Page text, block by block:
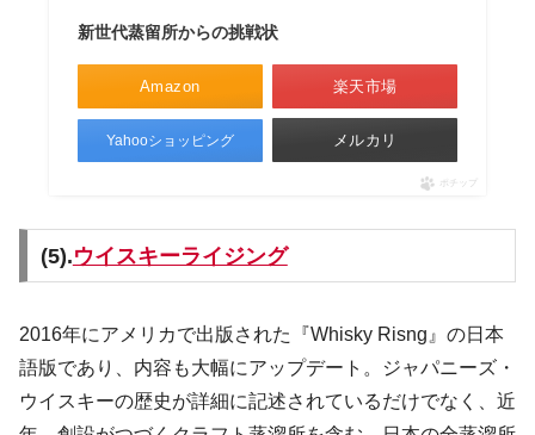
新世代蒸留所からの挑戦状
Amazon 楽天市場
Yahooショッピング メルカリ
ポチップ
(5).ウイスキーライジング
2016年にアメリカで出版された『Whisky Risng』の日本
語版であり、内容も大幅にアップデート。ジャパニーズ・
ウイスキーの歴史が詳細に記述されているだけでなく、近